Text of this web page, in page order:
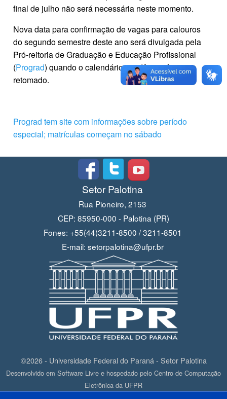
final de julho não será necessária neste momento.
Nova data para confirmação de vagas para calouros
do segundo semestre deste ano será divulgada pela
Pró-reitoria de Graduação e Educação Profissional
(Prograd) quando o calendário acadêmico for
retomado.
Prograd tem site com informações sobre período
especial; matrículas começam no sábado
Setor Palotina
Rua Pioneiro, 2153
CEP: 85950-000 - Palotina (PR)
Fones: +55(44)3211-8500 / 3211-8501
E-mail: setorpalotina@ufpr.br
©2026 - Universidade Federal do Paraná - Setor Palotina
Desenvolvido em Software Livre e hospedado pelo Centro de Computação
Eletrônica da UFPR